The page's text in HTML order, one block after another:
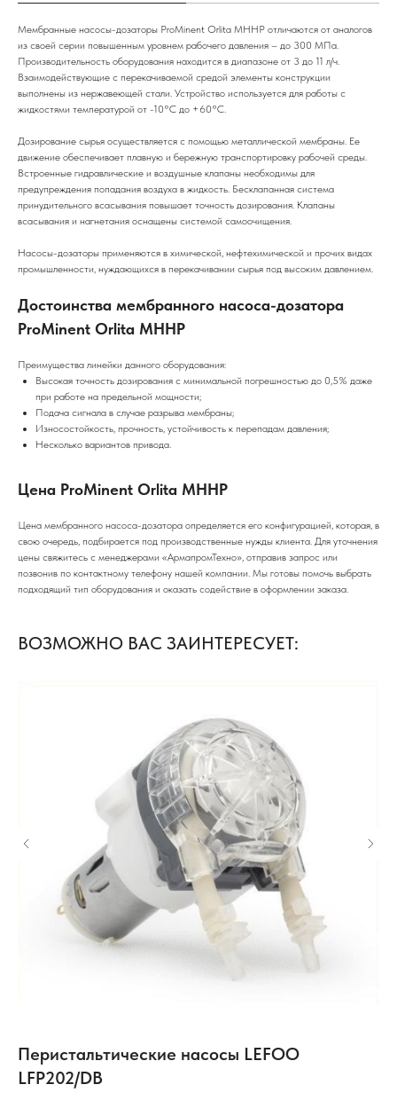
Мембранные насосы-дозаторы ProMinent Orlita MHHP отличаются от аналогов
из своей серии повышенным уровнем рабочего давления – до 300 МПа.
Производительность оборудования находится в диапазоне от 3 до 11 л/ч.
Взаимодействующие с перекачиваемой средой элементы конструкции
выполнены из нержавеющей стали. Устройство используется для работы с
жидкостями температурой от -10°C до +60°C.
Дозирование сырья осуществляется с помощью металлической мембраны. Ее
движение обеспечивает плавную и бережную транспортировку рабочей среды.
Встроенные гидравлические и воздушные клапаны необходимы для
предупреждения попадания воздуха в жидкость. Бесклапанная система
принудительного всасывания повышает точность дозирования. Клапаны
всасывания и нагнетания оснащены системой самоочищения.
Насосы-дозаторы применяются в химической, нефтехимической и прочих видах
промышленности, нуждающихся в перекачивании сырья под высоким давлением.
Достоинства мембранного насоса-дозатора
ProMinent Orlita MHHP
Преимущества линейки данного оборудования:
Высокая точность дозирования с минимальной погрешностью до 0,5% даже
при работе на предельной мощности;
Подача сигнала в случае разрыва мембраны;
Износостойкость, прочность, устойчивость к перепадам давления;
Несколько вариантов привода.
Цена ProMinent Orlita MHHP
Цена мембранного насоса-дозатора определяется его конфигурацией, которая, в
свою очередь, подбирается под производственные нужды клиента. Для уточнения
цены свяжитесь с менеджерами «АрмапромТехно», отправив запрос или
позвонив по контактному телефону нашей компании. Мы готовы помочь выбрать
подходящий тип оборудования и оказать содействие в оформлении заказа.
ВОЗМОЖНО ВАС ЗАИНТЕРЕСУЕТ:
Перистальтические насосы LEFOO
LFP202/DB